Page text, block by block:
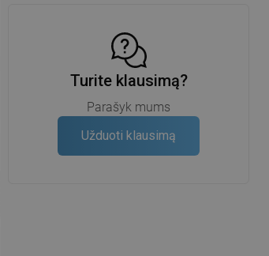
Turite klausimą?
Parašyk mums
Užduoti klausimą